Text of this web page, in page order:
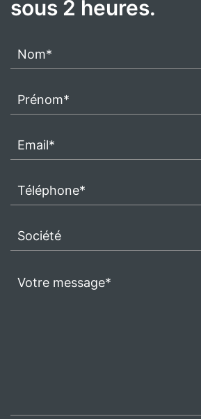
sous 2 heures.